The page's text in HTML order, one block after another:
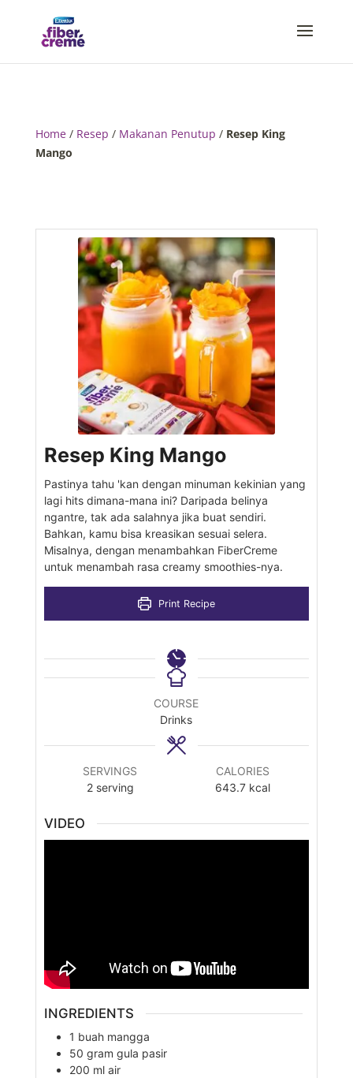
Home/ Resep / Makanan Penutup / Resep King
Mango
Resep King Mango
Pastinya tahu 'kan dengan minuman kekinian yang
lagi hits dimana-mana ini? Daripada belinya
ngantre, tak ada salahnya jika buat sendiri.
Bahkan, kamu bisa kreasikan sesuai selera.
Misalnya, dengan menambahkan FiberCreme
untuk menambah rasa creamy smoothies-nya.
Print Recipe
COURSE
Drinks
SERVINGS
2 serving
CALORIES
643.7 kcal
VIDEO
INGREDIENTS
1 buah mangga
50 gram gula pasir
200 ml air